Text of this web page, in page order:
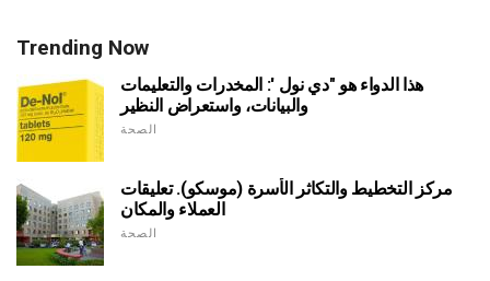
Trending Now
هذا الدواء هو "دي نول ': المخدرات والتعليمات
والبيانات، واستعراض النظير
الصحة
مركز التخطيط والتكاثر الأسرة (موسكو). تعليقات
العملاء والمكان
الصحة